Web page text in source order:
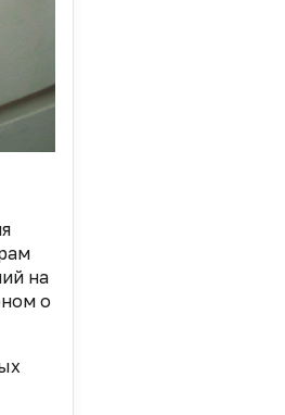
на
о